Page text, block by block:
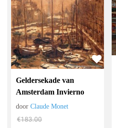
Geldersekade van
Amsterdam Invierno
doorClaude Monet
€183.00